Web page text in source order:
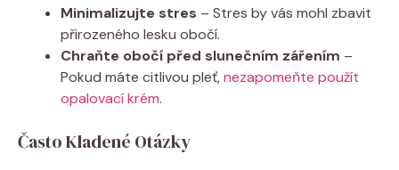
Minimalizujte stres – Stres by vás mohl zbavit
přirozeného lesku obočí.
Chraňte obočí před slunečním zářením –
Pokud máte citlivou pleť,nezapomeňte použít
opalovací krém.
Často Kladené Otázky